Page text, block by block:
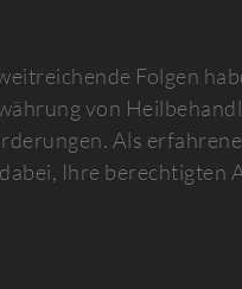
Folgen
von
Als erfahrene
Ihre berechtigten